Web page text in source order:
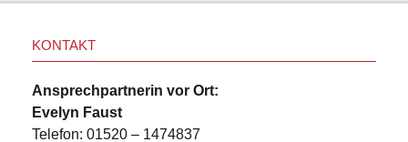
KONTAKT
Ansprechpartnerin vor Ort:
Evelyn Faust
Telefon: 01520 – 1474837